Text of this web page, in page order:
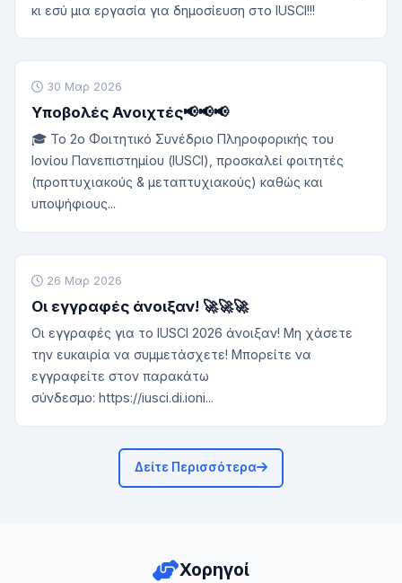
κι εσύ μια εργασία για δημοσίευση στο IUSCI!!!
30 Μαρ 2026
Υποβολές Ανοιχτές📢📢📢
🎓 Το 2ο Φοιτητικό Συνέδριο Πληροφορικής του
Ιονίου Πανεπιστημίου (IUSCI), προσκαλεί φοιτητές
(προπτυχιακούς & μεταπτυχιακούς) καθώς και
υποψήφιους...
26 Μαρ 2026
Οι εγγραφές άνοιξαν! 🚀🚀🚀
Οι εγγραφές για το IUSCI 2026 άνοιξαν! Μη χάσετε
την ευκαιρία να συμμετάσχετε! Μπορείτε να
εγγραφείτε στον παρακάτω
σύνδεσμο: https://iusci.di.ioni...
Δείτε Περισσότερα
Χορηγοί